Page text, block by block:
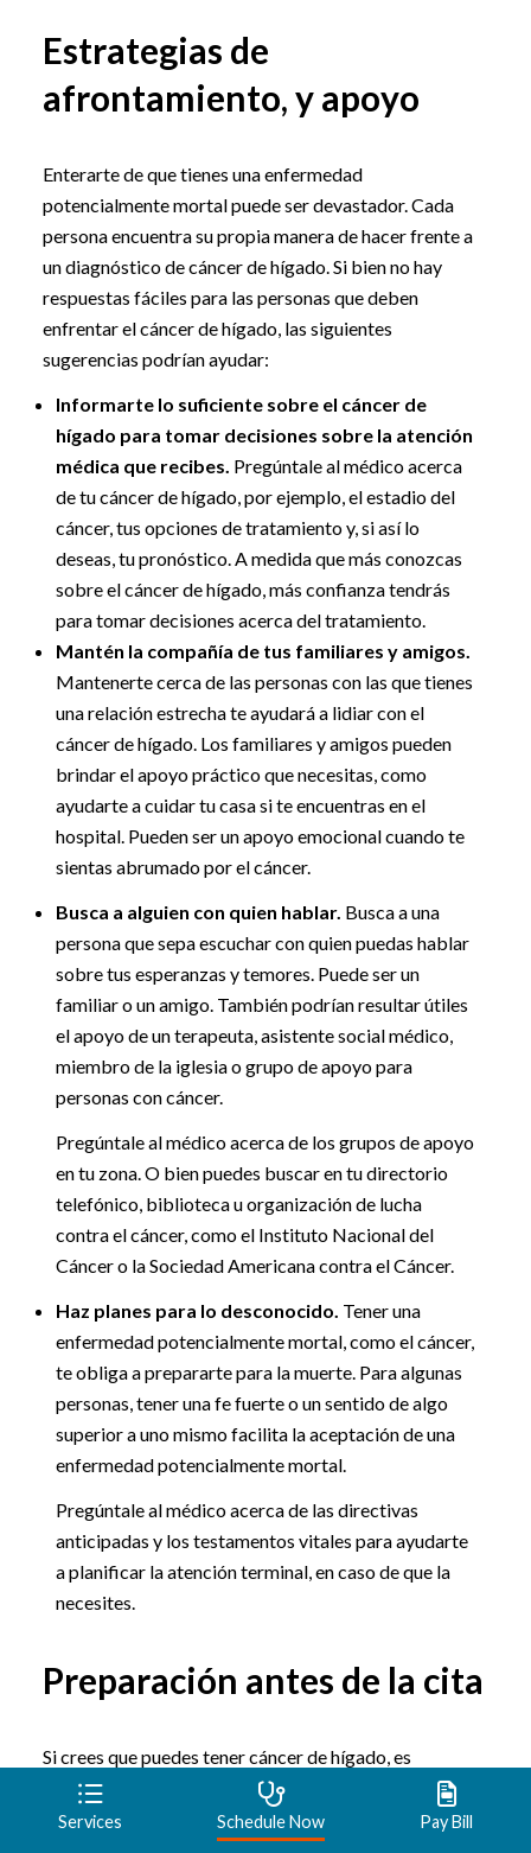
Estrategias de
afrontamiento, y apoyo
Enterarte de que tienes una enfermedad
potencialmente mortal puede ser devastador. Cada
persona encuentra su propia manera de hacer frente a
un diagnóstico de cáncer de hígado. Si bien no hay
respuestas fáciles para las personas que deben
enfrentar el cáncer de hígado, las siguientes
sugerencias podrían ayudar:
Informarte lo suficiente sobre el cáncer de
hígado para tomar decisiones sobre la atención
médica que recibes. Pregúntale al médico acerca
de tu cáncer de hígado, por ejemplo, el estadio del
cáncer, tus opciones de tratamiento y, si así lo
deseas, tu pronóstico. A medida que más conozcas
sobre el cáncer de hígado, más confianza tendrás
para tomar decisiones acerca del tratamiento.
Mantén la compañía de tus familiares y amigos.
Mantenerte cerca de las personas con las que tienes
una relación estrecha te ayudará a lidiar con el
cáncer de hígado. Los familiares y amigos pueden
brindar el apoyo práctico que necesitas, como
ayudarte a cuidar tu casa si te encuentras en el
hospital. Pueden ser un apoyo emocional cuando te
sientas abrumado por el cáncer.
Busca a alguien con quien hablar. Busca a una
persona que sepa escuchar con quien puedas hablar
sobre tus esperanzas y temores. Puede ser un
familiar o un amigo. También podrían resultar útiles
el apoyo de un terapeuta, asistente social médico,
miembro de la iglesia o grupo de apoyo para
personas con cáncer.
Pregúntale al médico acerca de los grupos de apoyo
en tu zona. O bien puedes buscar en tu directorio
telefónico, biblioteca u organización de lucha
contra el cáncer, como el Instituto Nacional del
Cáncer o la Sociedad Americana contra el Cáncer.
Haz planes para lo desconocido. Tener una
enfermedad potencialmente mortal, como el cáncer,
te obliga a prepararte para la muerte. Para algunas
personas, tener una fe fuerte o un sentido de algo
superior a uno mismo facilita la aceptación de una
enfermedad potencialmente mortal.
Pregúntale al médico acerca de las directivas
anticipadas y los testamentos vitales para ayudarte
a planificar la atención terminal, en caso de que la
necesites.
Preparación antes de la cita
Si crees que puedes tener cáncer de hígado, es
probable que consultes primero a tu médico de familia.
Si el médico sospecha que puedes tener cáncer de
Services Schedule Now Pay Bill